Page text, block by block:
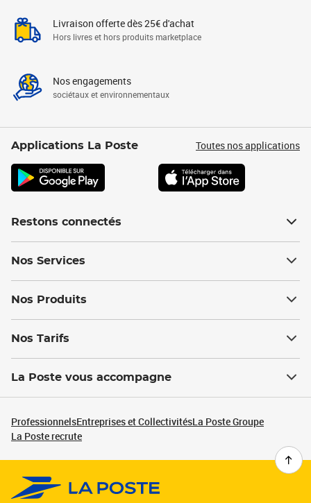
Livraison offerte dès 25€ d'achat
Hors livres et hors produits marketplace
Nos engagements
sociétaux et environnementaux
Applications La Poste Toutes nos applications
Restons connectés
Nos Services
Nos Produits
Nos Tarifs
La Poste vous accompagne
ProfessionnelsEntreprises et CollectivitésLa Poste Groupe
La Poste recrute